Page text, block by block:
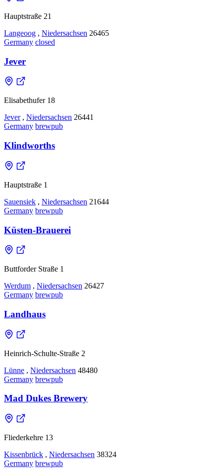
Hauptstraße 21
Langeoog , Niedersachsen 26465
Germany closed
Jever
Elisabethufer 18
Jever , Niedersachsen 26441
Germany brewpub
Klindworths
Hauptstraße 1
Sauensiek , Niedersachsen 21644
Germany brewpub
Küsten-Brauerei
Buttforder Straße 1
Werdum , Niedersachsen 26427
Germany brewpub
Landhaus
Heinrich-Schulte-Straße 2
Lünne , Niedersachsen 48480
Germany brewpub
Mad Dukes Brewery
Fliederkehre 13
Kissenbrück , Niedersachsen 38324
Germany brewpub